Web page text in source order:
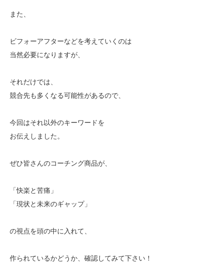
また、
ビフォーアフターなどを考えていくのは
当然必要になりますが、
それだけでは、
競合先も多くなる可能性があるので、
今回はそれ以外のキーワードを
お伝えしました。
ぜひ皆さんのコーチング商品が、
「快楽と苦痛」
「現状と未来のギャップ」
の視点を頭の中に入れて、
作られているかどうか、確認してみて下さい！